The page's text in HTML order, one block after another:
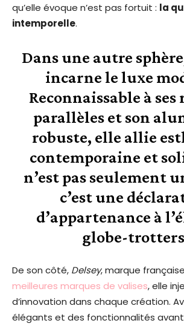
qu’elle évoque n’est pas fortuit : la
intemporelle.
Dans une autre
incarne le luxe
Reconnaissable à
parallèles et son
robuste, elle allie
contemporaine et
n’est pas seulement
c’est une
d’appartenance à
globe-
De son côté, Delsey, marque
meilleures marques de valises, elle
d’innovation dans chaque création.
élégants et des fonctionnalités